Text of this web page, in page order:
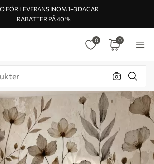
FÖR LEVERANS INOM 1–3 DAGAR
RABATTER PÅ 40 %
0 0